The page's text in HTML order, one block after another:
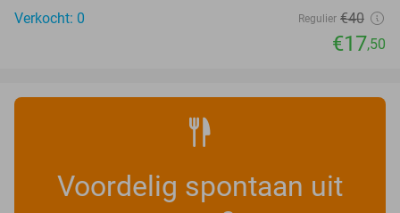
Verkocht: 0
Regulier €40
€17,50
Voordelig spontaan uit